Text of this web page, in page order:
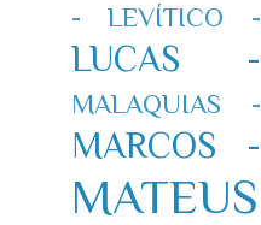
-
LEVÍTICO -
LUCAS -
MALAQUIAS -
MARCOS -
MATEUS